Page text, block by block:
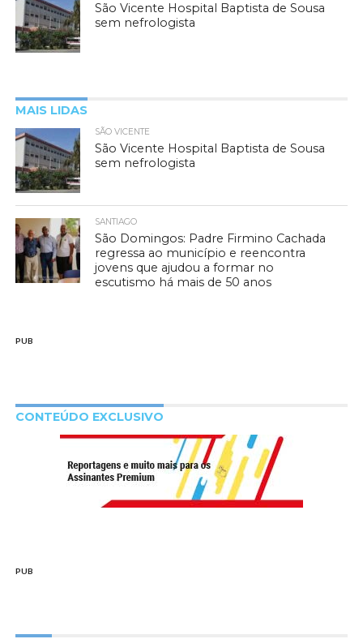
São Vicente Hospital Baptista de Sousa
sem nefrologista
MAIS LIDAS
SÃO VICENTE
São Vicente Hospital Baptista de Sousa
sem nefrologista
SANTIAGO
São Domingos: Padre Firmino Cachada
regressa ao município e reencontra
jovens que ajudou a formar no
escutismo há mais de 50 anos
PUB
CONTEÚDO EXCLUSIVO
PUB